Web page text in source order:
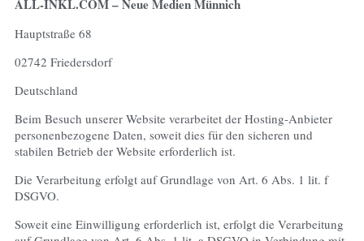
ALL-INKL.COM – Neue Medien Münnich
Hauptstraße 68
02742 Friedersdorf
Deutschland
Beim Besuch unserer Website verarbeitet der Hosting-Anbieter
personenbezogene Daten, soweit dies für den sicheren und
stabilen Betrieb der Website erforderlich ist.
Die Verarbeitung erfolgt auf Grundlage von Art. 6 Abs. 1 lit. f
DSGVO.
Soweit eine Einwilligung erforderlich ist, erfolgt die Verarbeitung